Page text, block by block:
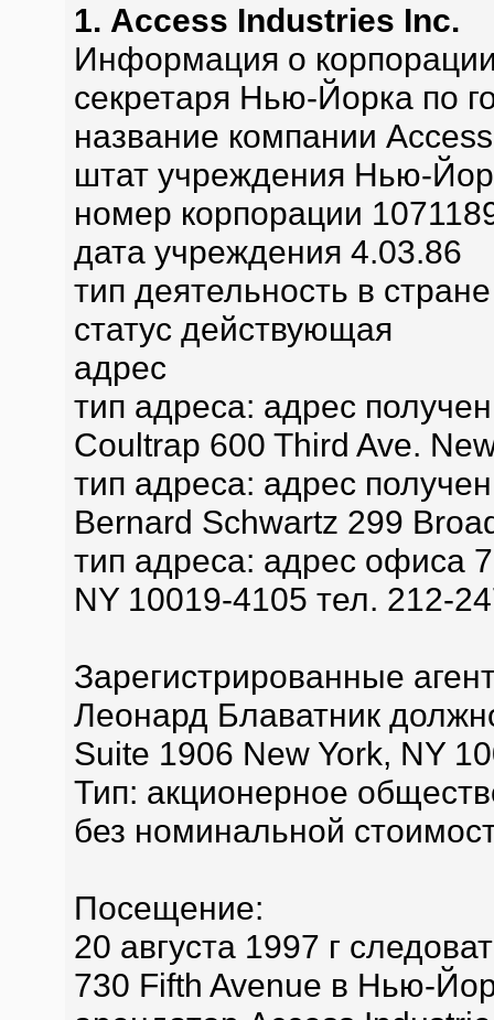
1. Access Industries Inc.
Информация о
секретаря Нью-Йорка по
название компании
штат учреждения Нью-
номер корпорации
дата учреждения 4.03.86
тип деятельность в стране
статус действующая
адрес
тип адреса: адрес
Coultrap 600 Third Ave.
тип адреса: адрес
Bernard Schwartz 299
тип адреса: адрес офиса
NY 10019-4105 тел. 212-
Зарегистрированные
Леонард Блаватник
Suite 1906 New York, NY
Тип: акционерное
без номинальной
Посещение:
20 августа 1997 г
730 Fifth Avenue в Нью-